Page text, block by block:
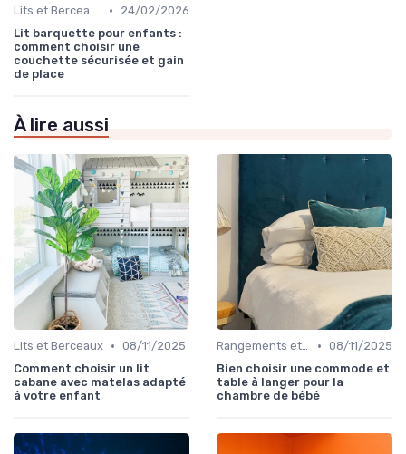
Lits et Berceaux •
24/02/2026
Lit barquette pour enfants :
comment choisir une
couchette sécurisée et gain
de place
À lire aussi
Lits et Berceaux • 08/11/2025
Comment choisir un lit
cabane avec matelas adapté
à votre enfant
Rangements et Étagères • 08/11/2025
Bien choisir une commode et
table à langer pour la
chambre de bébé